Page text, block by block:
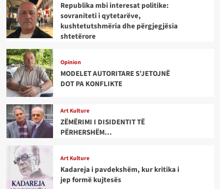
Republika mbi interesat politike:
sovraniteti i qytetarëve,
kushtetutshmëria dhe përgjegjësia
shtetërore
Opinion
MODELET AUTORITARE S’JETOJNË
DOT PA KONFLIKTE
Art Kulture
ZËMËRIMI I DISIDENTIT TË
PËRHERSHËM…
Art Kulture
Kadareja i pavdekshëm, kur kritika i
jep formë kujtesës